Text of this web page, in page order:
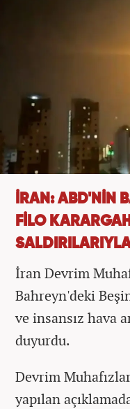
İRAN: ABD'NİN
FİLO
İran Devrim
Bahreyn'deki
ve insansız hava
duyurdu.
Devrim
yapılan